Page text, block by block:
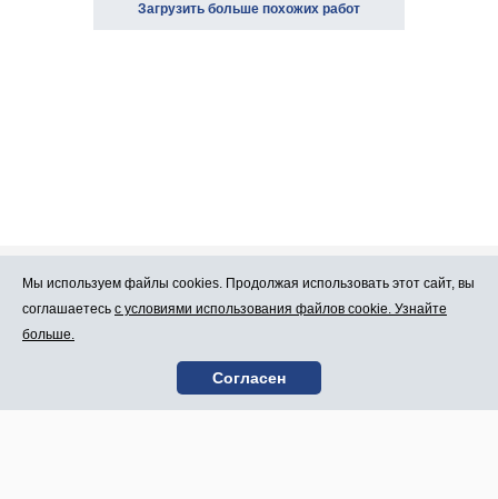
Загрузить больше похожих работ
Про Atlants.lv Реклама
Контакты
Условия
пользования
Мы используем файлы cookies. Продолжая использовать этот сайт, вы
соглашаетесь с условиями использования файлов cookie. Узнайте
больше.
Согласен